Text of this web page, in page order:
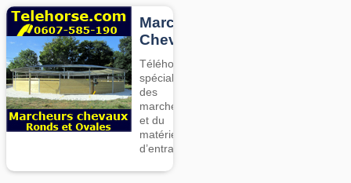
Marcheurs
Chevaux
Téléhorse,
spécialiste
des
marcheurs
et du
matériel
d’entrainement